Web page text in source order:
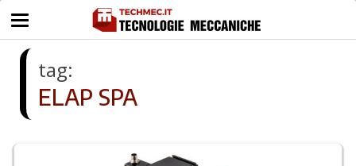
tag:
ELAP SPA